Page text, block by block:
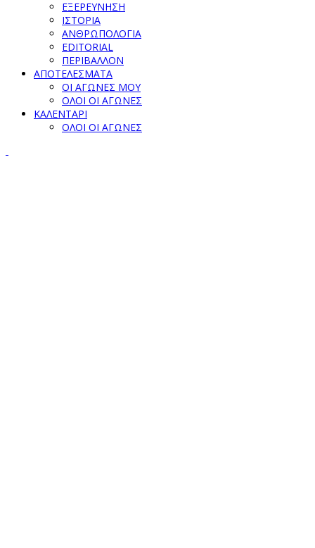
ΕΞΕΡΕΥΝΗΣΗ
ΙΣΤΟΡΙΑ
ΑΝΘΡΩΠΟΛΟΓΙΑ
EDITORIAL
ΠΕΡΙΒΑΛΛΟΝ
ΑΠΟΤΕΛΕΣΜΑΤΑ
ΟΙ ΑΓΩΝΕΣ ΜΟΥ
ΟΛΟΙ ΟΙ ΑΓΩΝΕΣ
ΚΑΛΕΝΤΑΡΙ
ΟΛΟΙ ΟΙ ΑΓΩΝΕΣ